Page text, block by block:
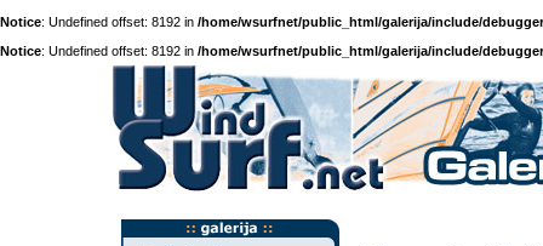
Notice: Undefined offset: 8192 in /home/wsurfnet/public_html/galerija/include/
Notice: Undefined offset: 8192 in /home/wsurfnet/public_html/galerija/include/